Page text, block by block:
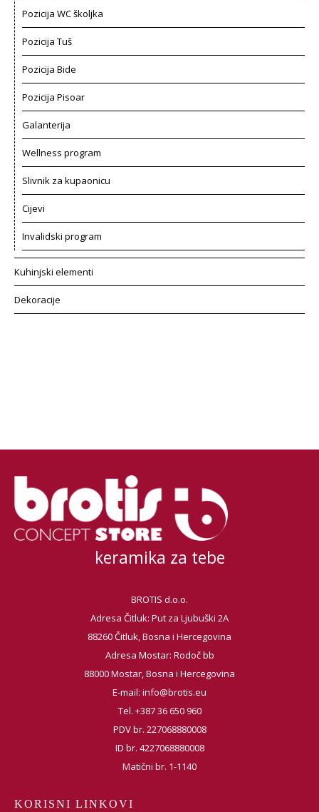
Pozicija WC školjka
Pozicija Tuš
Pozicija Bide
Pozicija Pisoar
Galanterija
Wellness program
Slivnik za kupaonicu
Cijevi
Invalidski program
Kuhinjski elementi
Dekoracije
keramika za tebe
BROTIS d.o.o.
Adresa Čitluk: Put za Ljubuški 2A
88260 Čitluk, Bosna i Hercegovina
Adresa Mostar: Rodoč bb
88000 Mostar, Bosna i Hercegovina
E-mail: info@brotis.eu
Tel. +387 36 650 960
PDV br. 227068880008
ID br. 4227068880008
Matični br. 1-1140
KORISNI LINKOVI